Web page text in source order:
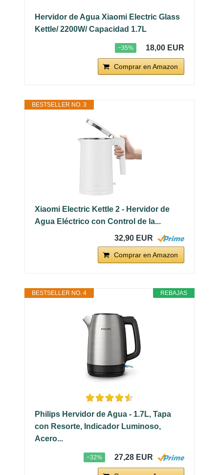
Hervidor de Agua Xiaomi Electric Glass
Kettle/ 2200W/ Capacidad 1.7L
−35% 18,00 EUR
Comprar en Amazon
BESTSELLER NO. 3
Xiaomi Electric Kettle 2 - Hervidor de
Agua Eléctrico con Control de la...
32,90 EUR
Comprar en Amazon
REBAJAS
BESTSELLER NO. 4
Philips Hervidor de Agua - 1.7L, Tapa
con Resorte, Indicador Luminoso,
Acero...
−32% 27,28 EUR